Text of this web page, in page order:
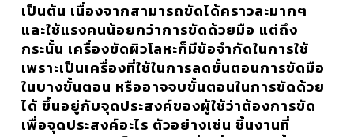
เป็นต้น เนื่องจากสามารถขัดได้คราวละมากๆ
และใช้แรงคนน้อยกว่าการขัดด้วยมือ แต่ถึง
กระนั้น เครื่องขัดผิวโลหะก็มีข้อจำกัดในการใช้
เพราะเป็นเครื่องที่ใช้ในการลดขั้นตอนการขัดมือ
ในบางขั้นตอน หรืออาจจบขั้นตอนในการขัดด้วย
ได้ ขึ้นอยู่กับจุดประสงค์ของผู้ใช้ว่าต้องการขัด
เพื่อจุดประสงค์อะไร ตัวอย่างเช่น ชิ้นงานที่